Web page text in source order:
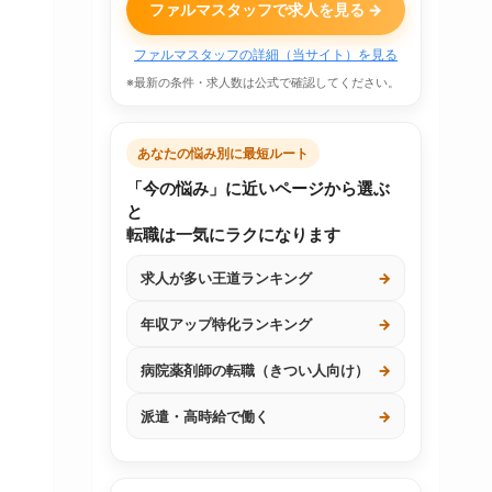
ファルマスタッフで求人を見る →
ファルマスタッフの詳細（当サイト）を見る
※最新の条件・求人数は公式で確認してください。
あなたの悩み別に最短ルート
「今の悩み」に近いページから選ぶ
と
転職は一気にラクになります
求人が多い王道ランキング →
年収アップ特化ランキング →
病院薬剤師の転職（きつい人向け） →
派遣・高時給で働く →